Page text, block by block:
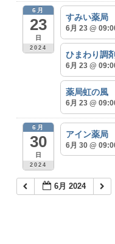
6月
23
日
2024
すみい薬局
6月 23 @
ひまわり調
6月 23 @
薬局虹の風
6月 23 @
6月
30
日
2024
アイン薬局
6月 30 @
6月 2024